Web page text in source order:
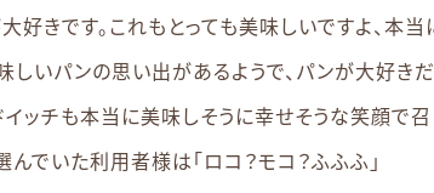
好きです。これもとっても美味しいですよ、本当
いパンの思い出があるようで、パンが大好きだ
イッチも本当に美味しそうに幸せそうな笑顔で召
でいた利用者様は「ロコ？モコ？ふふふ」